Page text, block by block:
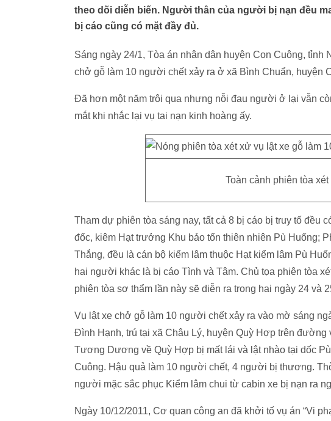
theo dõi diễn biến. Người thân của người bị nạn đều
bị cáo cũng có mặt đầy đủ.
Sáng ngày 24/1, Tòa án nhân dân huyện Con Cuông,
chở gỗ làm 10 người chết xảy ra ở xã Bình Chuẩn, huyện
Đã hơn một năm trôi qua nhưng nỗi đau người ở lại vẫn
mắt khi nhắc lại vụ tai nạn kinh hoàng ấy.
Toàn cảnh phiên tòa
Tham dự phiên tòa sáng nay, tất cả 8 bị cáo bị truy tố đều
đốc, kiêm Hạt trưởng Khu bảo tổn thiên nhiên Pù Huống;
Thắng, đều là cán bộ kiểm lâm thuộc Hạt kiểm lâm Pù
hai người khác là bị cáo Tình và Tâm. Chủ tọa phiên tòa
phiên tòa sơ thẩm lần này sẽ diễn ra trong hai ngày 24 và
Vụ lật xe chở gỗ làm 10 người chết xảy ra vào mờ sáng
Đình Hạnh, trú tại xã Châu Lý, huyện Quỳ Hợp trên
Tương Dương về Quỳ Hợp bị mất lái và lật nhào tại dốc
Cuông. Hậu quả làm 10 người chết, 4 người bị thương.
người mặc sắc phục Kiểm lâm chui từ cabin xe bị nạn ra
Ngày 10/12/2011, Cơ quan công an đã khởi tố vụ án “Vi